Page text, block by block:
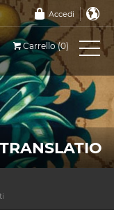
Accedi
Carrello (0)